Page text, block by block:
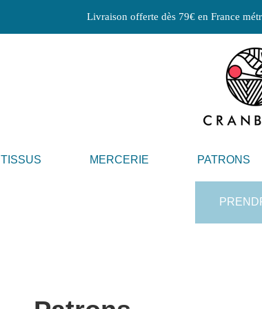
Livraison offerte dès 79€ en France
TISSUS MERCERIE PATRONS